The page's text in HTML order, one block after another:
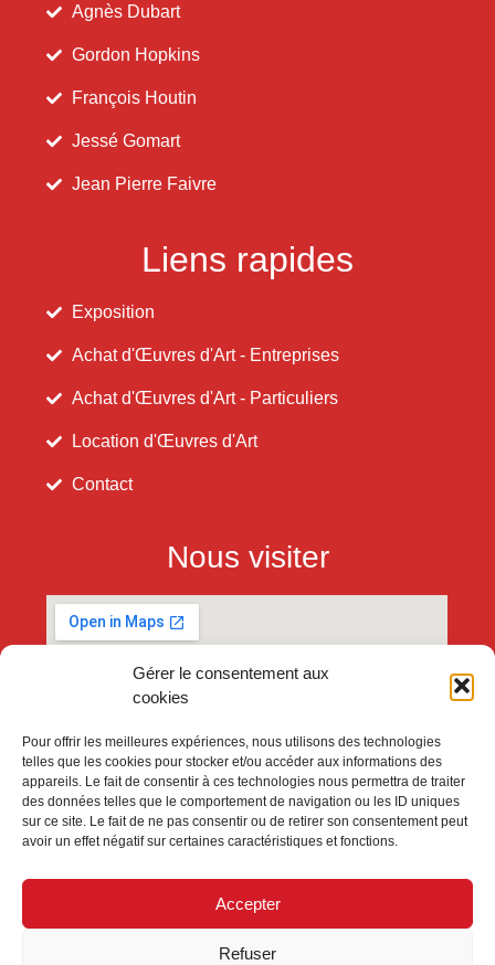
Gérer le consentement aux
cookies
Pour offrir les meilleures expériences, nous utilisons des technologies
telles que les cookies pour stocker et/ou accéder aux informations des
appareils. Le fait de consentir à ces technologies nous permettra de traiter
des données telles que le comportement de navigation ou les ID uniques
sur ce site. Le fait de ne pas consentir ou de retirer son consentement peut
avoir un effet négatif sur certaines caractéristiques et fonctions.
Accepter
Refuser
Agnès Dubart
Gordon Hopkins
François Houtin
Jessé Gomart
Jean Pierre Faivre
Liens rapides
Exposition
Achat d'Œuvres d'Art - Entreprises
Achat d'Œuvres d'Art - Particuliers
Location d'Œuvres d'Art
Contact
Nous visiter